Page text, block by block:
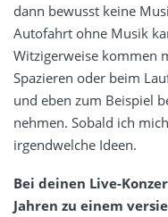
dann bewusst keine
Autofahrt ohne Musik
Witzigerweise kommen
Spazieren oder beim
und eben zum Beispiel
nehmen. Sobald ich
irgendwelche Ideen.
Bei deinen Live-
Jahren zu einem